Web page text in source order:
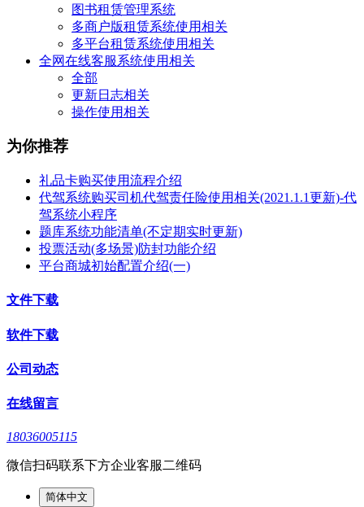
图书租赁管理系统
多商户版租赁系统使用相关
多平台租赁系统使用相关
全网在线客服系统使用相关
全部
更新日志相关
操作使用相关
为你推荐
礼品卡购买使用流程介绍
代驾系统购买司机代驾责任险使用相关(2021.1.1更新)-代
驾系统小程序
题库系统功能清单(不定期实时更新)
投票活动(多场景)防封功能介绍
平台商城初始配置介绍(一)
文件下载
软件下载
公司动态
在线留言
18036005115
微信扫码联系下方企业客服二维码
简体中文